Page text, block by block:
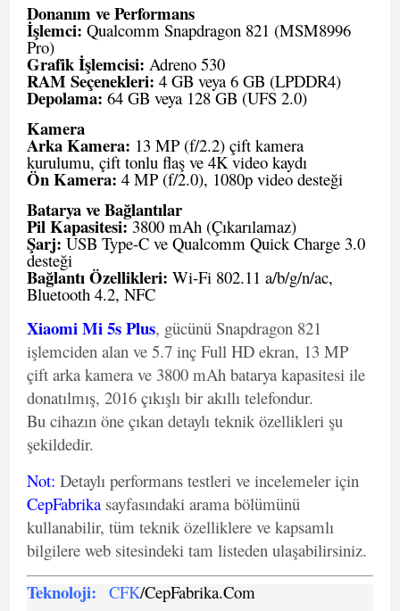
Donanım ve Performans
İşlemci: Qualcomm Snapdragon 821 (MSM8996
Pro)
Grafik İşlemcisi: Adreno 530
RAM Seçenekleri: 4 GB veya 6 GB (LPDDR4)
Depolama: 64 GB veya 128 GB (UFS 2.0)
Kamera
Arka Kamera: 13 MP (f/2.2) çift kamera
kurulumu, çift tonlu flaş ve 4K video kaydı
Ön Kamera: 4 MP (f/2.0), 1080p video desteği
Batarya ve Bağlantılar
Pil Kapasitesi:3800 mAh (Çıkarılamaz)
Şarj: USB Type-C ve Qualcomm Quick Charge 3.0
desteği
Bağlantı Özellikleri: Wi-Fi 802.11 a/b/g/n/ac,
Bluetooth 4.2, NFC
Xiaomi Mi 5s Plus, gücünü Snapdragon 821
işlemciden alan ve 5.7 inç Full HD ekran, 13 MP
çift arka kamera ve 3800 mAh batarya kapasitesi ile
donatılmış, 2016 çıkışlı bir akıllı telefondur.
Bu cihazın öne çıkan detaylı teknik özellikleri şu
şekildedir.
Not: Detaylı performans testleri ve incelemeler için
CepFabrika sayfasındaki arama bölümünü
kullanabilir, tüm teknik özelliklere ve kapsamlı
bilgilere web sitesindeki tam listeden ulaşabilirsiniz.
Teknoloji: CFK/CepFabrika.Com